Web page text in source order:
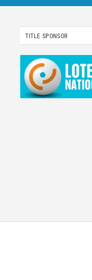
TITLE SPONSOR